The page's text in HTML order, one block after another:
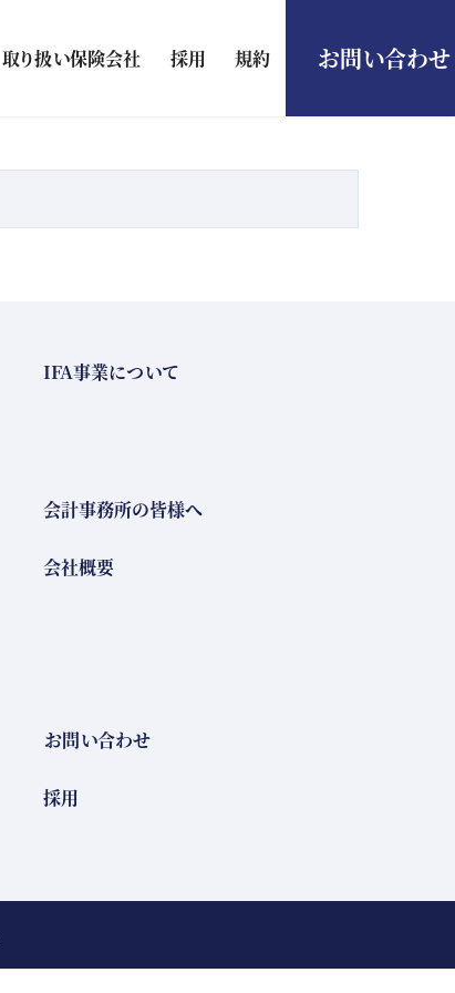
取り扱い保険会社 採用 規約 お問い合わせ
IFA事業について
会計事務所の皆様へ
会社概要
お問い合わせ
採用